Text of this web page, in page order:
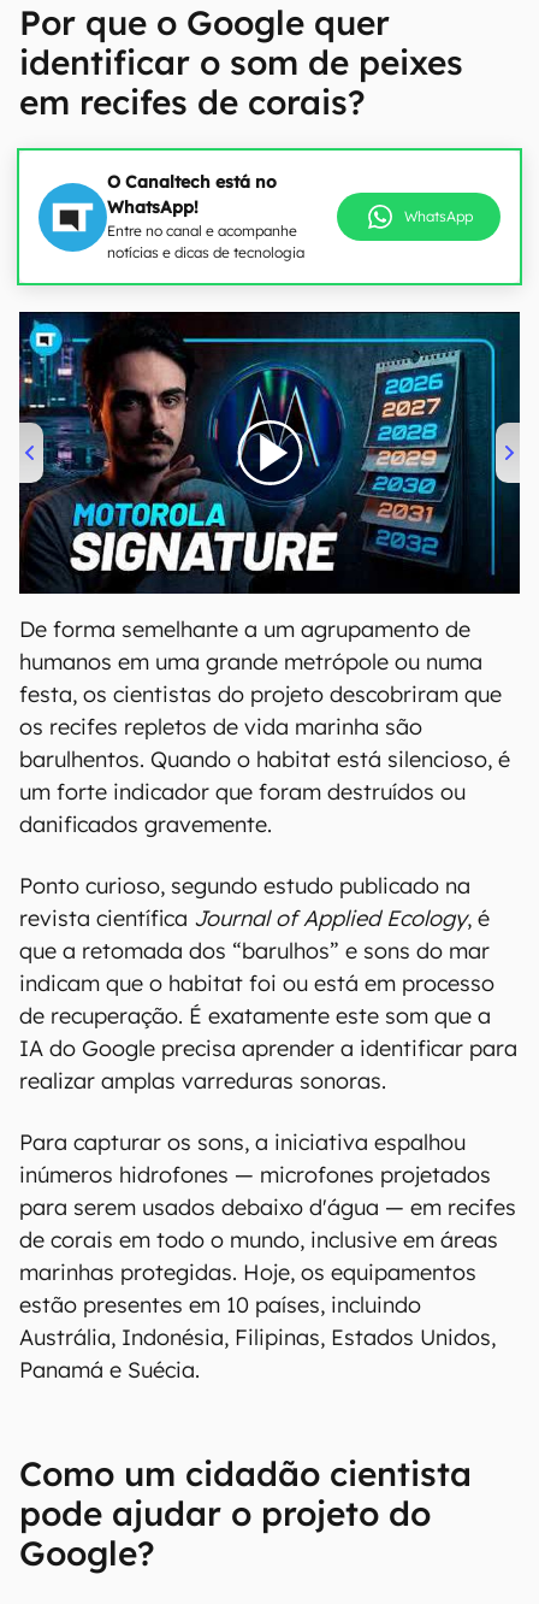
Por que o Google quer
identificar o som de peixes
em recifes de corais?
O Canaltech está no
WhatsApp!
Entre no canal e acompanhe
notícias e dicas de tecnologia
WhatsApp
00:00/20:46
De forma semelhante a um agrupamento de
humanos em uma grande metrópole ou numa
festa, os cientistas do projeto descobriram que
os recifes repletos de vida marinha são
barulhentos. Quando o habitat está silencioso, é
um forte indicador que foram destruídos ou
danificados gravemente.
Ponto curioso, segundo estudo publicado na
revista científica Journal of Applied Ecology, é
que a retomada dos “barulhos” e sons do mar
indicam que o habitat foi ou está em processo
de recuperação. É exatamente este som que a
IA do Google precisa aprender a identificar para
realizar amplas varreduras sonoras.
Para capturar os sons, a iniciativa espalhou
inúmeros hidrofones — microfones projetados
para serem usados ​​debaixo d'água — em recifes
de corais em todo o mundo, inclusive em áreas
marinhas protegidas. Hoje, os equipamentos
estão presentes em 10 países, incluindo
Austrália, Indonésia, Filipinas, Estados Unidos,
Panamá e Suécia.
Como um cidadão cientista
pode ajudar o projeto do
Google?